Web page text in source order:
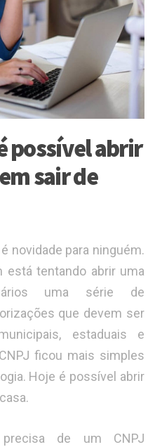
possível abrir
sair de
novidade para ninguém.
está tentando abrir uma
uma série de
que devem ser
estaduais e
ficou mais simples
Hoje é possível abrir
de um CNPJ